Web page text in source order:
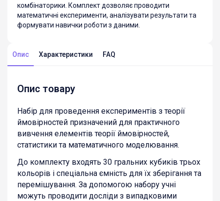
комбінаторики. Комплект дозволяє проводити
математичні експерименти, аналізувати результати та
формувати навички роботи з даними.
Опис Характеристики FAQ
Опис товару
Набір для проведення експериментів з теорії
ймовірностей призначений для практичного
вивчення елементів теорії ймовірностей,
статистики та математичного моделювання.
До комплекту входять 30 гральних кубиків трьох
кольорів і спеціальна ємність для їх зберігання та
перемішування. За допомогою набору учні
можуть проводити досліди з випадковими